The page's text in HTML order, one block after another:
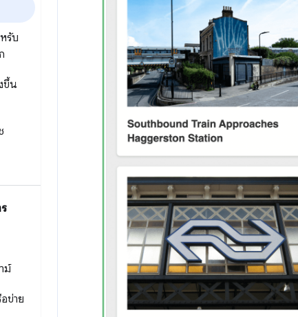
รับ
ขึ้น
ม์
ข่าย